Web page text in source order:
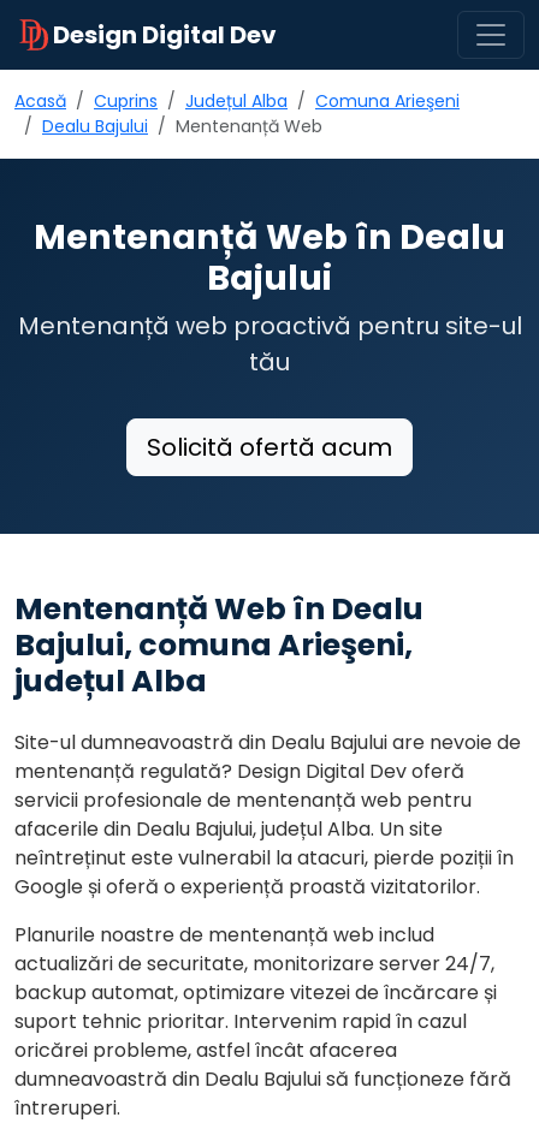
Design Digital Dev
Acasă Cuprins Județul Alba
Comuna Arieşeni
Dealu Bajului
Mentenanță Web
Mentenanță Web în Dealu
Bajului
Mentenanță web proactivă pentru site-ul
tău
Solicită ofertă acum
Mentenanță Web în Dealu
Bajului, comuna Arieşeni,
județul Alba
Site-ul dumneavoastră din Dealu Bajului are nevoie de
mentenanță regulată? Design Digital Dev oferă
servicii profesionale de mentenanță web pentru
afacerile din Dealu Bajului, județul Alba. Un site
neîntreținut este vulnerabil la atacuri, pierde poziții în
Google și oferă o experiență proastă vizitatorilor.
Planurile noastre de mentenanță web includ
actualizări de securitate, monitorizare server 24/7,
backup automat, optimizare vitezei de încărcare și
suport tehnic prioritar. Intervenim rapid în cazul
oricărei probleme, astfel încât afacerea
dumneavoastră din Dealu Bajului să funcționeze fără
întreruperi.